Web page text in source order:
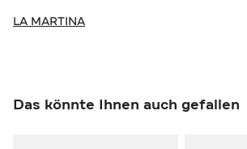
LA MARTINA
Das könnte Ihnen auch gefallen